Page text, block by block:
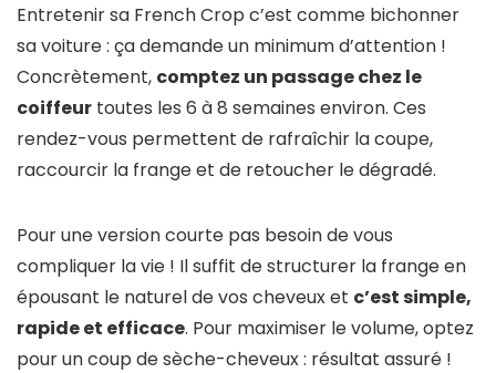
Entretenir sa French Crop c’est comme bichonner
sa voiture : ça demande un minimum d’attention !
Concrètement, comptez un passage chez le
coiffeur toutes les 6 à 8 semaines environ. Ces
rendez-vous permettent de rafraîchir la coupe,
raccourcir la frange et de retoucher le dégradé.
Pour une version courte pas besoin de vous
compliquer la vie ! Il suffit de structurer la frange en
épousant le naturel de vos cheveux et c’est simple,
rapide et efficace. Pour maximiser le volume, optez
pour un coup de sèche-cheveux : résultat assuré !